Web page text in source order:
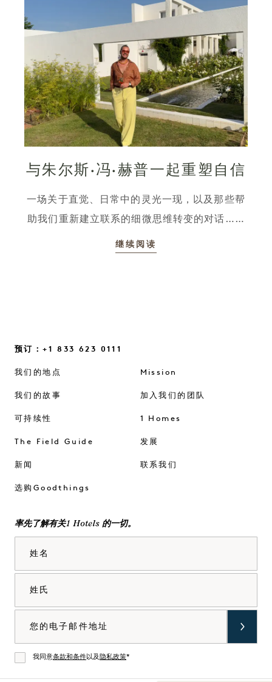
与朱尔斯·冯·赫普一起重塑自信
一场关于直觉、日常中的灵光一现，以及那些帮
助我们重新建立联系的细微思维转变的对话……
继续阅读
预订：+1 833 623 0111
我们的地点
我们的故事
可持续性
The Field Guide
新闻
选购Goodthings
Mission
加入我们的团队
1 Homes
发展
联系我们
率先了解有关1 Hotels 的一切。
同意
我同意条款和条件以及 隐私政策*